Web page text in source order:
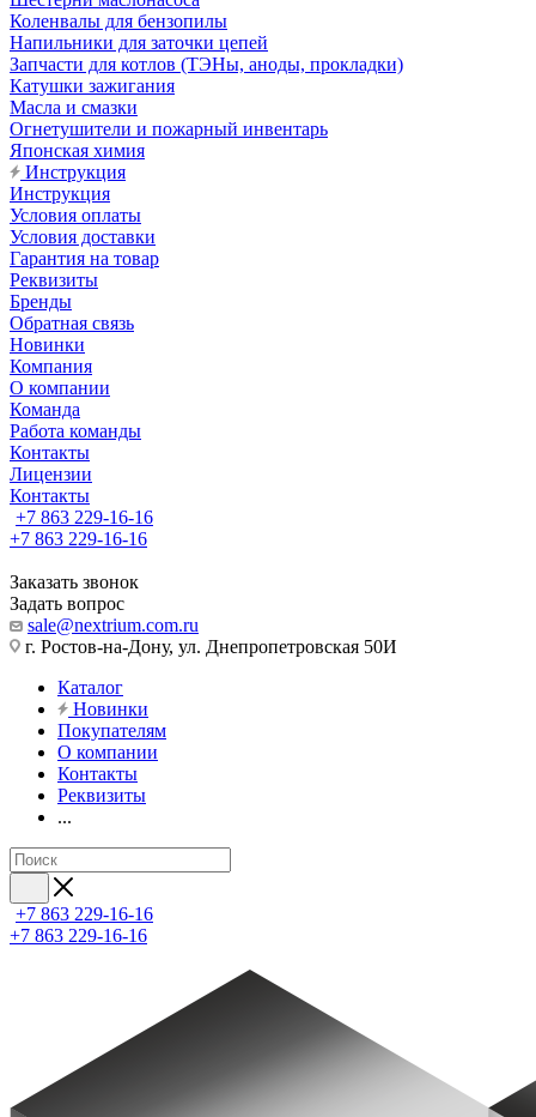
Коленвалы для бензопилы
Напильники для заточки цепей
Запчасти для котлов (ТЭНы, аноды, прокладки)
Катушки зажигания
Масла и смазки
Огнетушители и пожарный инвентарь
Японская химия
Инструкция
Инструкция
Условия оплаты
Условия доставки
Гарантия на товар
Реквизиты
Бренды
Обратная связь
Новинки
Компания
О компании
Команда
Работа команды
Контакты
Лицензии
Контакты
+7 863 229-16-16
+7 863 229-16-16
Заказать звонок
Задать вопрос
sale@nextrium.com.ru
г. Ростов-на-Дону, ул. Днепропетровская 50И
Каталог
Новинки
Покупателям
О компании
Контакты
Реквизиты
...
+7 863 229-16-16
+7 863 229-16-16